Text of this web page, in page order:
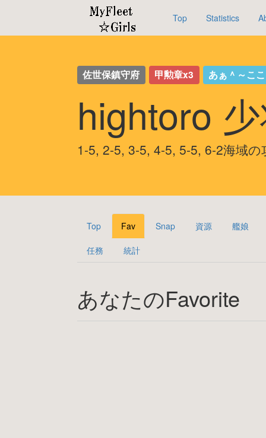
Top Statistics
佐世保鎮守府 甲勲章x3 あぁ＾～こ
hightoro
1-5, 2-5, 3-5, 4-5, 5-5, 6-2海域の
Top Fav Snap 資源 艦娘
任務 統計
あなたのFavorite